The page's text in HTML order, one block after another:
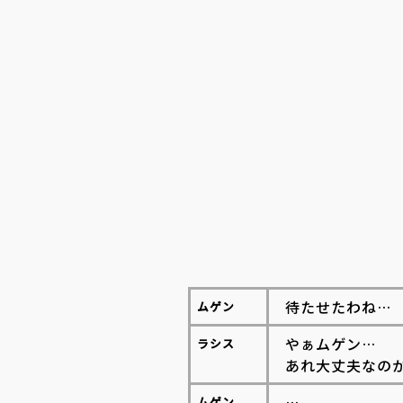
ムゲン 待たせたわね…
ラシス
やぁムゲン…
あれ大丈夫なの